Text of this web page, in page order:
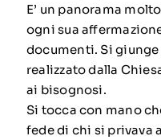
E’ un panorama
ogni sua
documenti. Si
realizzato dalla
ai bisognosi.
Si tocca con mano
fede di chi si privava